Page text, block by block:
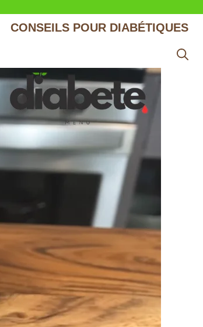
CONSEILS POUR DIABÉTIQUES